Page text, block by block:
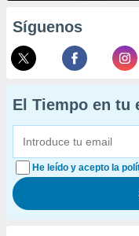
Síguenos
El Tiempo en tu
He leído y acepto la